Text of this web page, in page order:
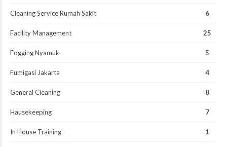
Cleaning Service Rumah Sakit 6
Facility Management 25
Fogging Nyamuk 5
Fumigasi Jakarta 4
General Cleaning 8
Hausekeeping 7
In House Training 1